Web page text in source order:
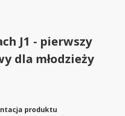
J1 - pierwszy
dla młodzieży
produktu